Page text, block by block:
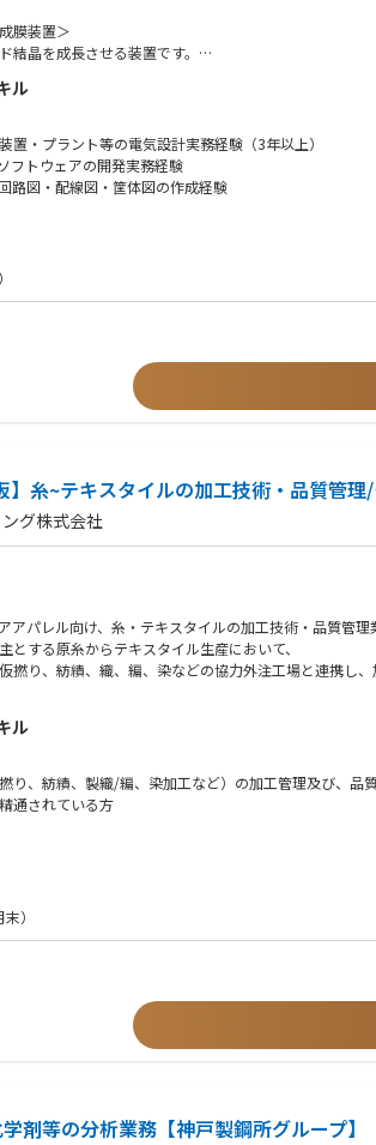
膜装置＞
結晶を成長させる装置です。
く、半導体、放熱材料、量子センサー向けの製造にも利
における電源系・制御系のハードウェア設計（構想設計
装置制御ソフトウェアの開発・コーディング
デバッグ、調整および各種評価テスト
CE、SEMI規格）に準拠した安全回路および機器設計
）および耐ノイズ設計
での連携
先工場での据付・立ち上げ調整サポート
（三相200V/400V等）の回路設計
源（2.45GHz）、真空ポンプ、冷却水温調機器、ヒータ
計（主回路・DC24V制御回路の設計、CADによる回路
（ゲージ・MFC等）、各種電源、センサー類、PLC構
回路（セーフティリレー、安全PLC等を用いた二重化回
（キーエンス、他）による自動運転シーケンスを含むラ
(.NET) を用いたPLC間ソケット通信、データ入力チェ
を用いたソースコードおよび設計データのバージョ
策
等）、CEマーキング（低電圧指令/EMC指令/機械指令
ィルタ選定、接地（アース）設計、シールド処理、ノイ
ング
ト：Visual Studio、KV Studio、Github、AutoCAD
ル
置・プラント等の電気設計実務経験（3年以上）
フトウェアの開発実務経験
路図・配線図・筐体図の作成経験
のものの経験がなくても、以下のいずれかの経験があれ
知見
ロ波）電源、高圧電源の取り扱い・設計経験
言語によるPC制御・タッチパネルUI開発経験
とにアレルギーのない方（顧客との会話、メール対応、
】糸~テキスタイルの加工技術・品質管
グ株式会社
アパレル向け、糸・テキスタイルの加工技術・品質管理
とする原糸からテキスタイル生産において、
撚り、紡績、織、編、染などの協力外注工場と連携し
海外も可能性はあり。
アウター、ボトムス等。スポーツ系の生地生産が主。
ル
り、紡績、製織/編、染加工など）の加工管理及び、品
通されている方
技術士（繊維）
適切な対応策を考えられ、業務を推進できる方
）
剤等の分析業務【神戸製鋼所グループ】